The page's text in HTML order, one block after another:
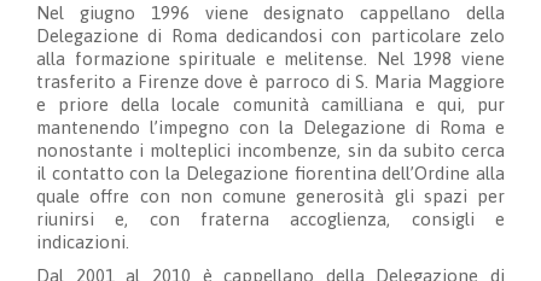
Nel giugno 1996 viene designato cappellano della
Delegazione di Roma dedicandosi con particolare zelo
alla formazione spirituale e melitense. Nel 1998 viene
trasferito a Firenze dove è parroco di S. Maria Maggiore
e priore della locale comunità camilliana e qui, pur
mantenendo l’impegno con la Delegazione di Roma e
nonostante i molteplici incombenze, sin da subito cerca
il contatto con la Delegazione fiorentina dell’Ordine alla
quale offre con non comune generosità gli spazi per
riunirsi e, con fraterna accoglienza, consigli e
indicazioni.
Dal 2001 al 2010 è cappellano della Delegazione di